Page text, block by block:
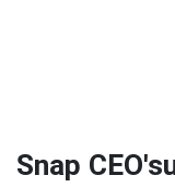
Snap